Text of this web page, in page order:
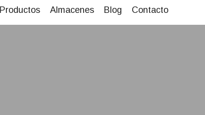
Productos Almacenes Blog Contacto